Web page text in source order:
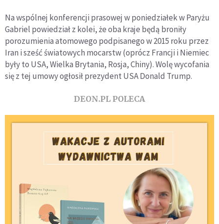
Na wspólnej konferencji prasowej w poniedziałek w Paryżu
Gabriel powiedział z kolei, że oba kraje będą broniły
porozumienia atomowego podpisanego w 2015 roku przez
Iran i sześć światowych mocarstw (oprócz Francji i Niemiec
były to USA, Wielka Brytania, Rosja, Chiny). Wolę wycofania
się z tej umowy ogłosił prezydent USA Donald Trump.
DEON.PL POLECA